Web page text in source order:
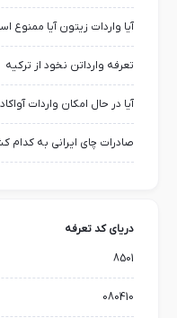
آیا واردات زیتون آیا ممنوع
تعرفه وارداتن نخود از ترکیه
آیا در حال امکان واردات
صادرات چای ایرانی به
دریای کد تعرفه
8501
080410